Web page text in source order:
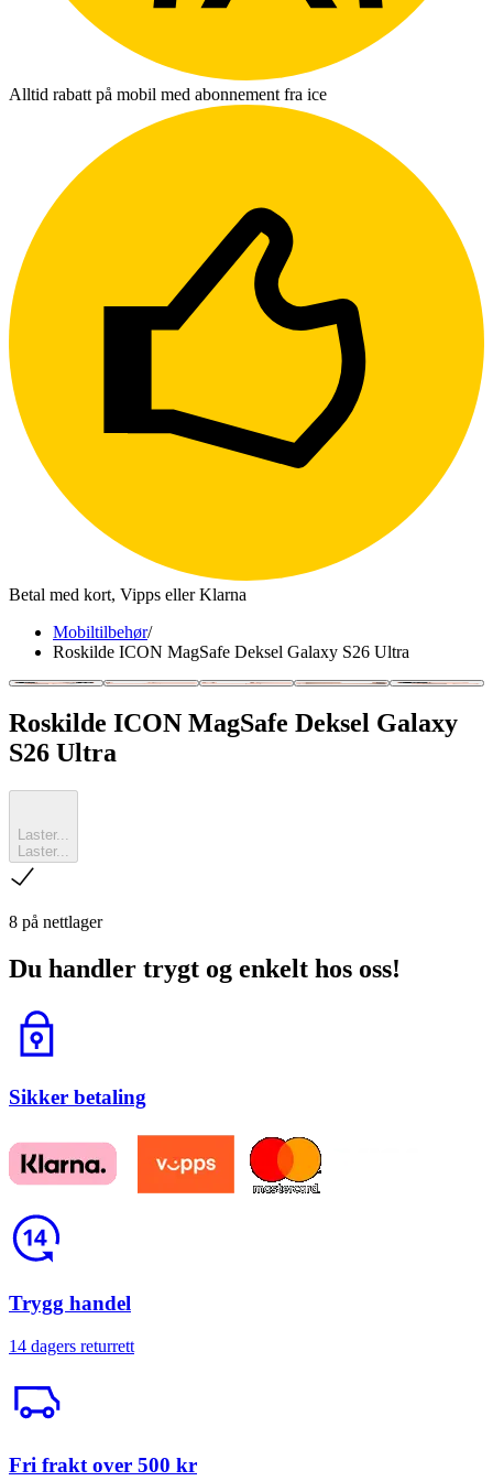
Alltid rabatt på mobil med abonnement fra ice
Betal med kort, Vipps eller Klarna
Mobiltilbehør/
Roskilde ICON MagSafe Deksel Galaxy S26 Ultra
Roskilde ICON MagSafe Deksel Galaxy
S26 Ultra
Laster...
Laster...
8 på nettlager
Du handler trygt og enkelt hos oss!
Sikker betaling
Trygg handel
14 dagers returrett
Fri frakt over 500 kr